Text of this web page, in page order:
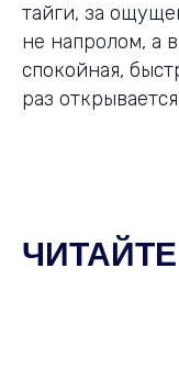
тайги, за
не напролом, а
спокойная,
раз